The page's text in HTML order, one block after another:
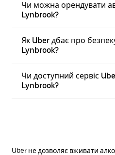
Чи можна орендувати
Lynbrook?
Як Uber дбає про безпеку
Lynbrook?
Чи доступний сервіс
Lynbrook?
Uber не дозволяє вживати